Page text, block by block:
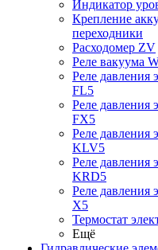
Индикатор
Крепление
переходники
Расходомер ZV
Реле вакуума
Реле давления
FL5
Реле давления
FX5
Реле давления
KLV5
Реле давления
KRD5
Реле давления
X5
Термостат
Ещё